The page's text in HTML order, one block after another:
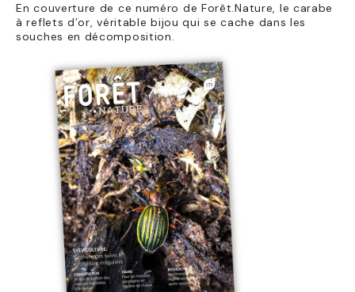
En couverture de ce numéro de Forêt.Nature, le carabe
à reflets d’or, véritable bijou qui se cache dans les
souches en décomposition.